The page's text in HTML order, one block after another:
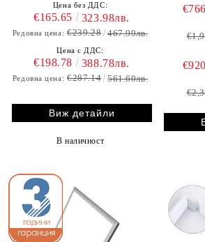
Цена без ДДС:
€165.65 323.98лв.
Редовна цена: €239.28 467.99лв.
Цена с ДДС:
€198.78 388.78лв.
Редовна цена: €287.14 561.60лв.
Виж детайли
В наличност